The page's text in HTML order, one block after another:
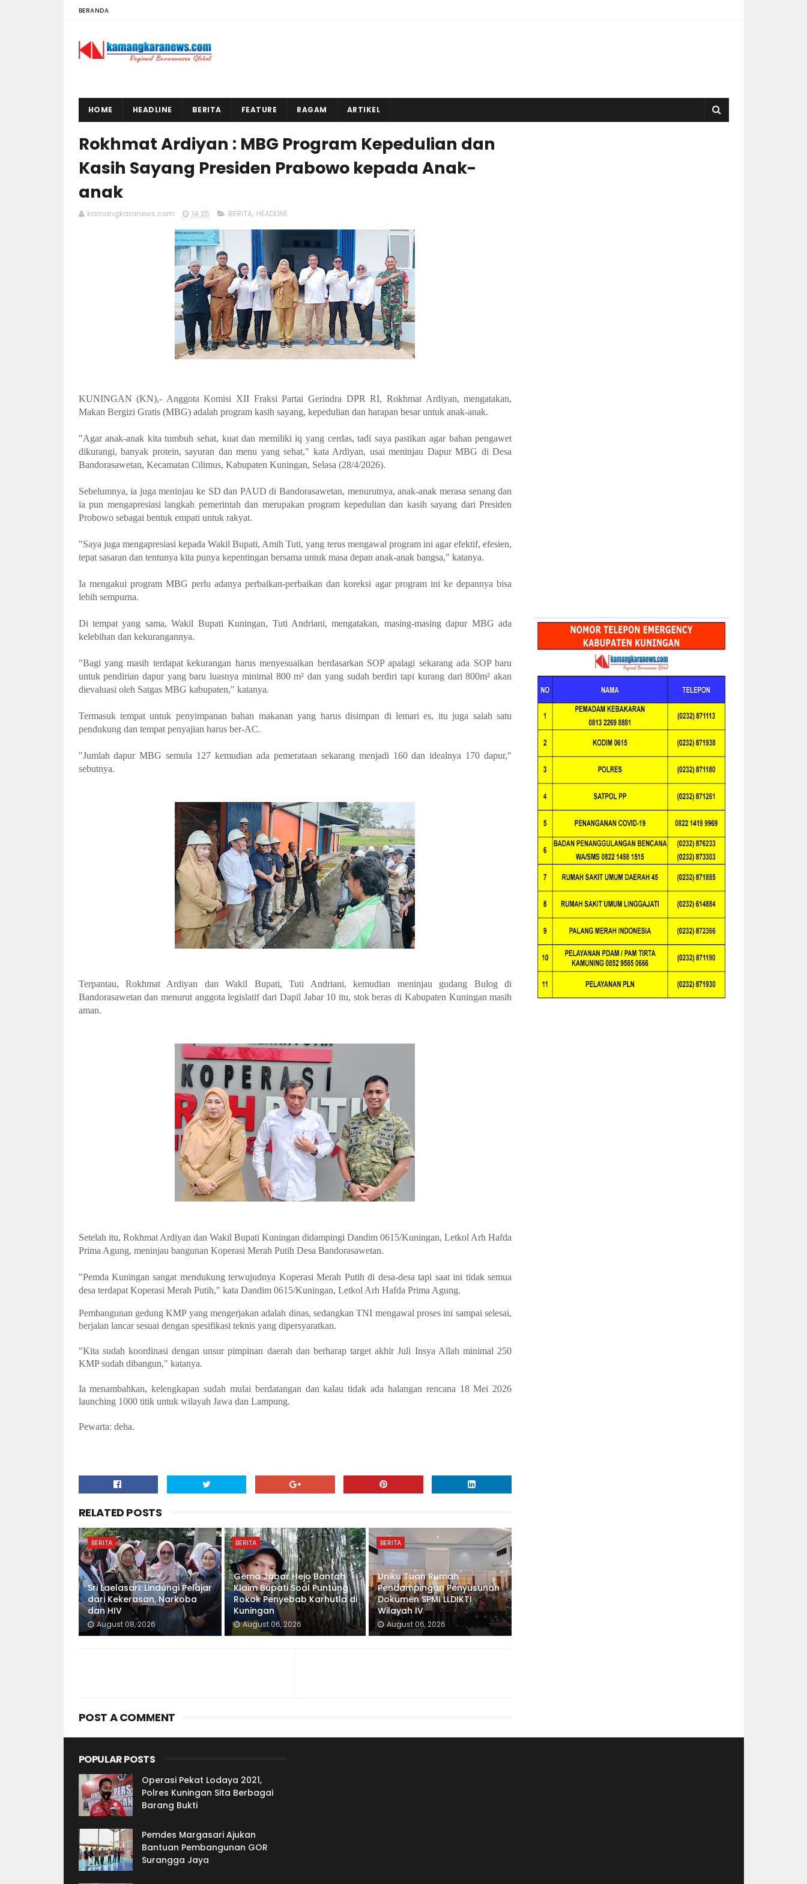
BERANDA
HOME HEADLINE BERITA FEATURE RAGAM ARTIKEL
Rokhmat Ardiyan : MBG Program Kepedulian dan
Kasih Sayang Presiden Prabowo kepada Anak-
anak
kamangkaranews.com 14.25 BERITA, HEADLINE
KUNINGAN (KN),- Anggota Komisi XII Fraksi Partai Gerindra DPR RI, Rokhmat Ardiyan, mengatakan,
Makan Bergizi Gratis (MBG) adalah program kasih sayang, kepedulian dan harapan besar untuk anak-anak.
"Agar anak-anak kita tumbuh sehat, kuat dan memiliki iq yang cerdas, tadi saya pastikan agar bahan pengawet
dikurangi, banyak protein, sayuran dan menu yang sehat," kata Ardiyan, usai meninjau Dapur MBG di Desa
Bandorasawetan, Kecamatan Cilimus, Kabupaten Kuningan, Selasa (28/4/2026).
Sebelumnya, ia juga meninjau ke SD dan PAUD di Bandorasawetan, menurutnya, anak-anak merasa senang dan
ia pun mengapresiasi langkah pemerintah dan merupakan program kepedulian dan kasih sayang dari Presiden
Probowo sebagai bentuk empati untuk rakyat.
"Saya juga mengapresiasi kepada Wakil Bupati, Amih Tuti, yang terus mengawal program ini agar efektif, efesien,
tepat sasaran dan tentunya kita punya kepentingan bersama untuk masa depan anak-anak bangsa," katanya.
Ia mengakui program MBG perlu adanya perbaikan-perbaikan dan koreksi agar program ini ke depannya bisa
lebih sempurna.
Di tempat yang sama, Wakil Bupati Kuningan, Tuti Andriani, mengatakan, masing-masing dapur MBG ada
kelebihan dan kekurangannya.
"Bagi yang masih terdapat kekurangan harus menyesuaikan berdasarkan SOP apalagi sekarang ada SOP baru
untuk pendirian dapur yang baru luasnya minimal 800 m² dan yang sudah berdiri tapi kurang dari 800m² akan
dievaluasi oleh Satgas MBG kabupaten," katanya.
Termasuk tempat untuk penyimpanan bahan makanan yang harus disimpan di lemari es, itu juga salah satu
pendukung dan tempat penyajian harus ber-AC.
"Jumlah dapur MBG semula 127 kemudian ada pemerataan sekarang menjadi 160 dan idealnya 170 dapur,"
sebutnya.
Terpantau, Rokhmat Ardiyan dan Wakil Bupati, Tuti Andriani, kemudian meninjau gudang Bulog di
Bandorasawetan dan menurut anggota legislatif dari Dapil Jabar 10 itu, stok beras di Kabupaten Kuningan masih
aman.
Setelah itu, Rokhmat Ardiyan dan Wakil Bupati Kuningan didampingi Dandim 0615/Kuningan, Letkol Arh Hafda
Prima Agung, meninjau bangunan Koperasi Merah Putih Desa Bandorasawetan.
"Pemda Kuningan sangat mendukung terwujudnya Koperasi Merah Putih di desa-desa tapi saat ini tidak semua
desa terdapat Koperasi Merah Putih," kata Dandim 0615/Kuningan, Letkol Arh Hafda Prima Agung.
Pembangunan gedung KMP yang mengerjakan adalah dinas, sedangkan TNI mengawal proses ini sampai selesai,
berjalan lancar sesuai dengan spesifikasi teknis yang dipersyaratkan.
"Kita sudah koordinasi dengan unsur pimpinan daerah dan berharap target akhir Juli Insya Allah minimal 250
KMP sudah dibangun," katanya.
Ia menambahkan, kelengkapan sudah mulai berdatangan dan kalau tidak ada halangan rencana 18 Mei 2026
launching 1000 titik untuk wilayah Jawa dan Lampung.
Pewarta: deha.
RELATED POSTS
BERITA
Sri Laelasari: Lindungi Pelajar
dari Kekerasan, Narkoba
dan HIV
August 08, 2026
BERITA
Gema Jabar Hejo Bantah
Klaim Bupati Soal Puntung
Rokok Penyebab Karhutla di
Kuningan
August 06, 2026
BERITA
Uniku Tuan Rumah
Pendampingan Penyusunan
Dokumen SPMI LLDIKTI
Wilayah IV
August 06, 2026
POST A COMMENT
POPULAR POSTS
Operasi Pekat Lodaya 2021,
Polres Kuningan Sita Berbagai
Barang Bukti
Pemdes Margasari Ajukan
Bantuan Pembangunan GOR
Surangga Jaya